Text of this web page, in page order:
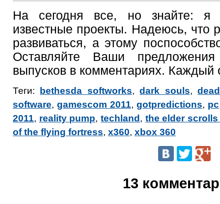
На сегодня все, но знайте: я
известные проекты. Надеюсь, что
развиваться, а этому
Оставляйте Ваши
выпусков в комментариях. Каждый
Теги: bethesda softworks,dark souls,
software, gamescom 2011, gotpredictions, pc
2011, reality pump,techland , the elder
of the flying fortress, x360, xbox 360
13